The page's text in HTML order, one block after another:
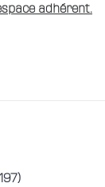
adhérent.